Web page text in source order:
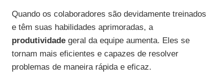
Quando os colaboradores são devidamente treinados
e têm suas habilidades aprimoradas, a
produtividade geral da equipe aumenta. Eles se
tornam mais eficientes e capazes de resolver
problemas de maneira rápida e eficaz.